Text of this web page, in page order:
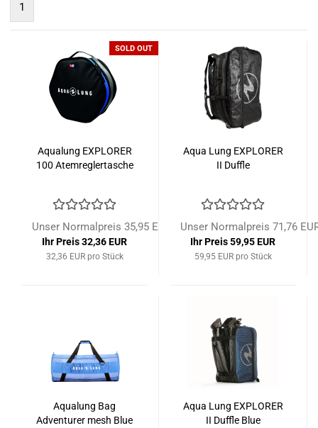
1
SOLD OUT
Aqualung EXPLORER
100 Atemreglertasche
Unser Normalpreis 35,95 EUR
Ihr Preis 32,36 EUR
32,36 EUR pro Stück
Aqua Lung EXPLORER
II Duffle
Unser Normalpreis 71,76
Ihr Preis 59,95 EUR
59,95 EUR pro Stück
Aqualung Bag
Adventurer mesh Blue
Aqua Lung EXPLORER
II Duffle Blue